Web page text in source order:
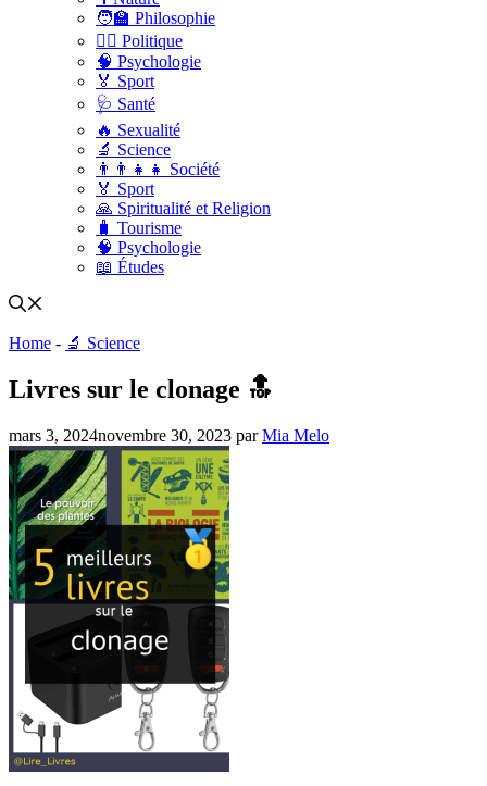
🧑‍🏫 Philosophie
👨‍⚖️ Politique
🧠 Psychologie
🏅 Sport
🩺 Santé
🔥 Sexualité
🔬 Science
👨‍👨‍👧‍👧 Société
🏅 Sport
🙏 Spiritualité et Religion
🧳 Tourisme
🧠 Psychologie
📖 Études
Home - 🔬 Science
Livres sur le clonage 🔝
mars 3, 2024novembre 30, 2023 parMia Melo